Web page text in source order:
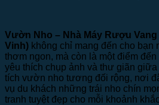
Vườn Nho – Nhà Máy Rượu Vang
Vinh) không chỉ mang đến cho
thơm ngon, mà còn là một điểm
yêu thích chụp ảnh và thư giãn
tích vườn nho tương đối rộng, nơi
vụ du khách những trái nho chín
tranh tuyệt đẹp cho mỗi khoảnh